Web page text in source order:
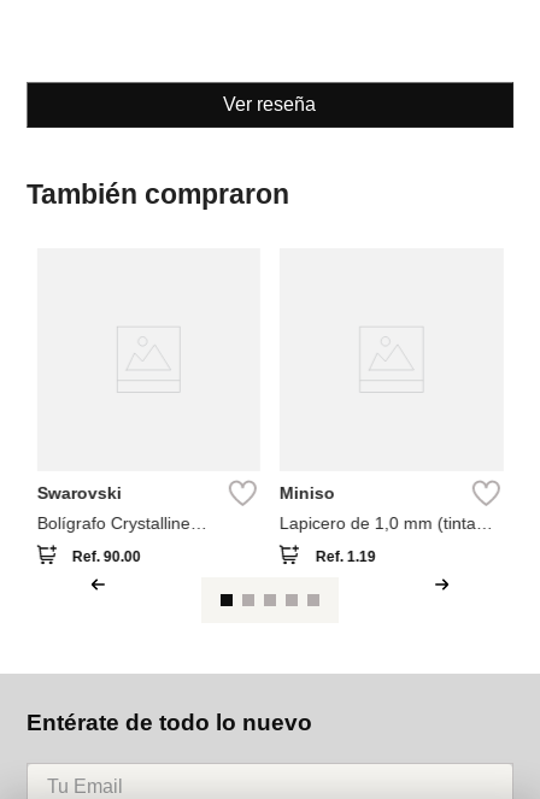
Ver reseña
También compraron
Swarovski
Bolígrafo Crystalline
Swarovski Azul
Ref.90.00
Miniso
Lapicero de 1,0 mm (tinta
negra)
Ref. 1.19
Entérate de todo lo nuevo